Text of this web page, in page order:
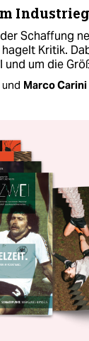
Schaffung
Kritik.
um die
und Marco Carini